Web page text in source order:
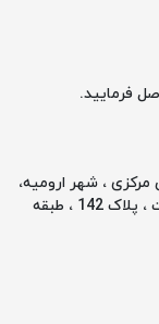
فرمایید.
، شهر ارومیه،
محله نبوت ، کوچه شانزدهم[اول نگین] ، بلوار نبوت ، پلاک 142 ، طبقه